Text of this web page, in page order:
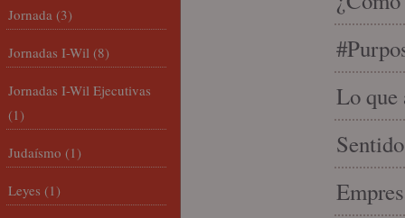
Lo que
Jornada (3)
Jornadas I-Wil (8)
Jornadas I-Wil Ejecutivas
(1)
Judaísmo (1)
Leyes (1)